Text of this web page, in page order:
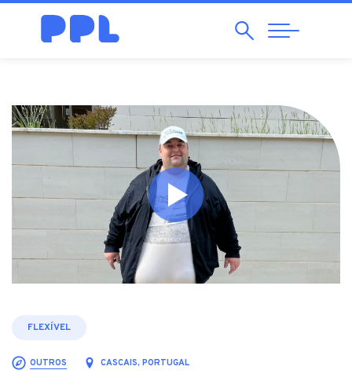
Pesquisar
Abrir
Navegação
FLEXÍVEL
OUTROS CASCAIS, PORTUGAL